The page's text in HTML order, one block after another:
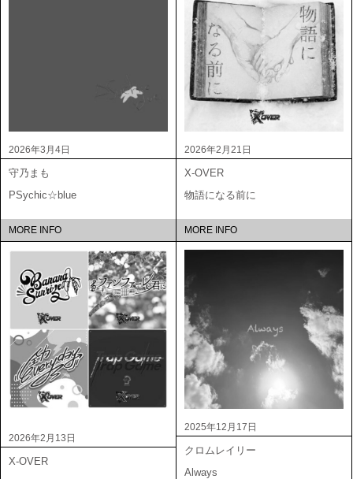
2026年3月4日
守乃まも
PSychic☆blue
MORE INFO
2026年2月21日
X-OVER
物語になる前に
MORE INFO
2026年2月13日
X-OVER
2025年12月17日
クロムレイリー
Always